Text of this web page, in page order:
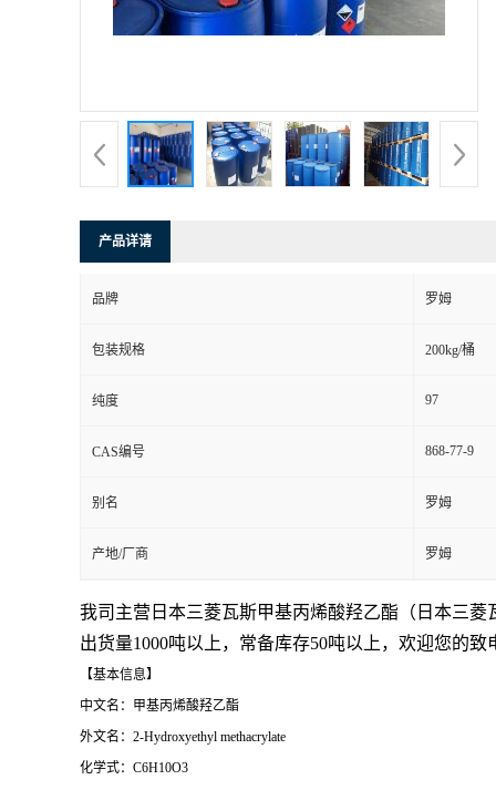
产品详请
品牌 罗姆
包装规格 200kg/桶
纯度 97
CAS编号 868-77-9
别名 罗姆
产地/厂商 罗姆
我司主营日本三菱瓦斯甲基丙烯酸羟乙酯（ 日本三菱
出货量1000吨以上，常备库存50吨以上，欢迎您的致
【基本信息】
中文名：甲基丙烯酸羟乙酯
外文名：2-Hydroxyethyl methacrylate
化学式：C6H10O3